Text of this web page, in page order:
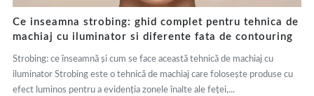
Ce inseamna strobing: ghid complet pentru tehnica de
machiaj cu iluminator si diferente fata de contouring
Strobing: ce înseamnă și cum se face această tehnică de machiaj cu
iluminator Strobing este o tehnică de machiaj care folosește produse cu
efect luminos pentru a evidenția zonele înalte ale feței,...